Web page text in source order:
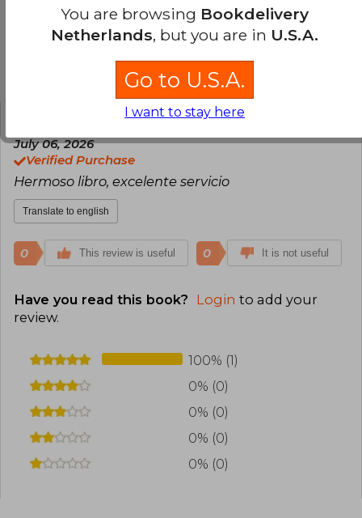
enrolled her in a typing course as a child.
Nowadays, she says she has fulfilled her dream:
living off her books by bringing her characters to
Customers reviews
July 06, 2026
Verified Purchase
Hermoso libro, excelente servicio
Translate to english
0 This review is useful 0 It is not useful
Have you read this book? Login to add your
review.
100% (1)
0% (0)
0% (0)
0% (0)
0% (0)
You are browsing Bookdelivery
Netherlands, but you are in U.S.A.
Go to U.S.A.
I want to stay here